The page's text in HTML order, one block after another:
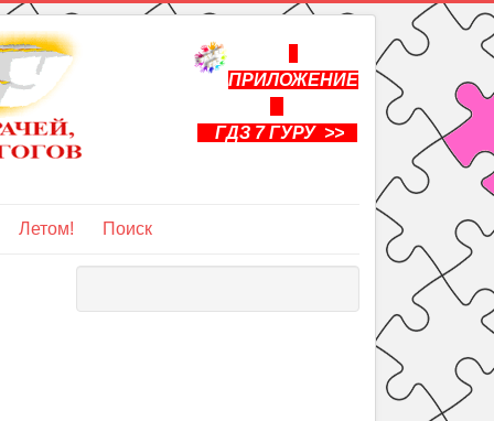
ПРИЛОЖЕНИЕ
ГДЗ 7 ГУРУ >>
Летом! Поиск